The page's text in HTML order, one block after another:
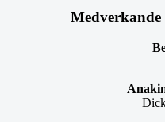
Medverkande